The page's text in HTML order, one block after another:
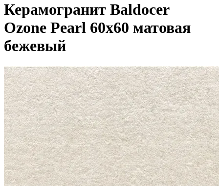
Керамогранит Baldocer
Ozone Pearl 60x60 матовая
бежевый